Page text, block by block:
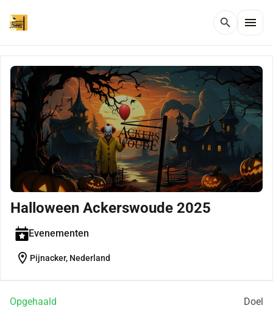
search menu
Halloween Ackerswoude 2025
Evenementen
location_on Pijnacker, Nederland
Opgehaald Doel